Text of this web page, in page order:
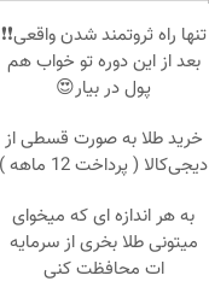
تنها راه ثروتمند شدن واقعی❗❗
بعد از این دوره تو خواب هم
پول در بیار😍
خرید طلا به صورت قسطی از
دیجی‌کالا ( پرداخت 12 ماهه )
به هر اندازه ای که میخوای
میتونی طلا بخری از سرمایه
ات محافظت کنی